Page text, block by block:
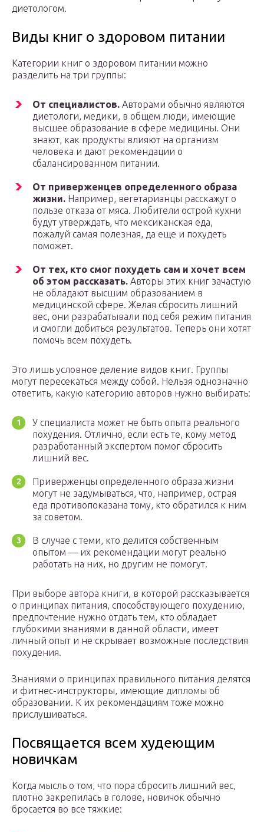
диетологом.
Виды книг о здоровом питании
Категории книг о здоровом питании можно
разделить на три группы:
От специалистов. Авторами обычно являются
диетологи, медики, в общем люди, имеющие
высшее образование в сфере медицины. Они
знают, как продукты влияют на организм
человека и дают рекомендации о
сбалансированном питании.
От приверженцев определенного образа
жизни. Например, вегетарианцы расскажут о
пользе отказа от мяса. Любители острой кухни
будут утверждать, что мексиканская еда,
пожалуй самая полезная, да еще и похудеть
поможет.
От тех, кто смог похудеть сам и хочет всем
об этом рассказать. Авторы этих книг зачастую
не обладают высшим образованием в
медицинской сфере. Желая сбросить лишний
вес, они разрабатывали под себя режим питания
и смогли добиться результатов. Теперь они хотят
помочь всем похудеть.
Это лишь условное деление видов книг. Группы
могут пересекаться между собой. Нельзя однозначно
ответить, какую категорию авторов нужно выбирать:
У специалиста может не быть опыта реального
похудения. Отлично, если есть те, кому метод
разработанный экспертом помог сбросить
лишний вес.
Приверженцы определенного образа жизни
могут не задумываться, что, например, острая
еда противопоказана тому, кто обратился к ним
за советом.
В случае с теми, кто делится собственным
опытом — их рекомендации могут реально
работать на них, но другим не помогут.
При выборе автора книги, в которой рассказывается
о принципах питания, способствующего похудению,
предпочтение нужно отдать тем, кто обладает
глубокими знаниями в данной области, имеет
личный опыт и не скрывает возможные последствия
похудения.
Знаниями о принципах правильного питания делятся
и фитнес-инструкторы, имеющие дипломы об
образовании. К их рекомендациям тоже можно
прислушиваться.
Посвящается всем худеющим
новичкам
Когда мысль о том, что пора сбросить лишний вес,
плотно закрепилась в голове, новичок обычно
бросается во все тяжкие: